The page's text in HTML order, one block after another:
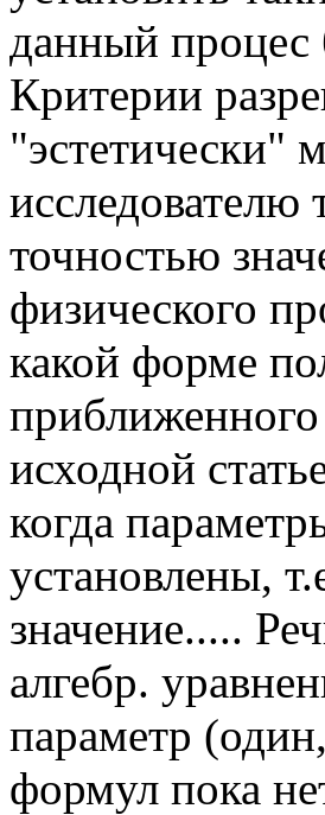
данный процес
Критерии
"эстетически"
исследователю
точностью
физического
какой форме
приближенного
исходной
когда
установлены,
значение.....
алгебр.
параметр
формул пока